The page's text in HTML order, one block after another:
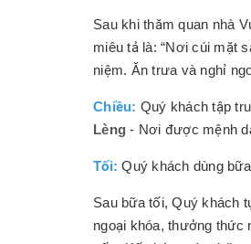
Sau khi thăm quan nhà
miêu tả là: “Nơi cúi mặt
niệm. Ăn trưa và nghỉ
Chiều: Quý khách tập
Lèng - Nơi được mệnh
Tối: Quý khách dùng
Sau bữa tối, Quý khách
ngoại khóa, thưởng thức